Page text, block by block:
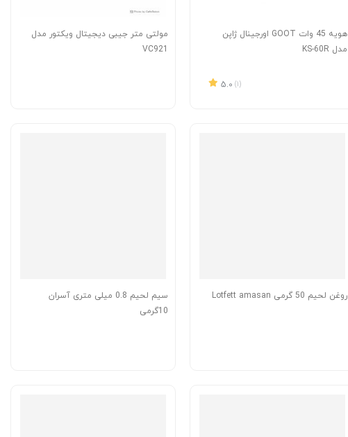
هویه 45 وات GOOT اورجینال ژاپن
مدل KS-60R
5.0 (1)
مولتی متر جیبی دیجیتال ویکتور مدل
VC921
روغن لحیم 50 گرمی Lotfett amasan
سیم لحیم 0.8 میلی متری آسران
10گرمی